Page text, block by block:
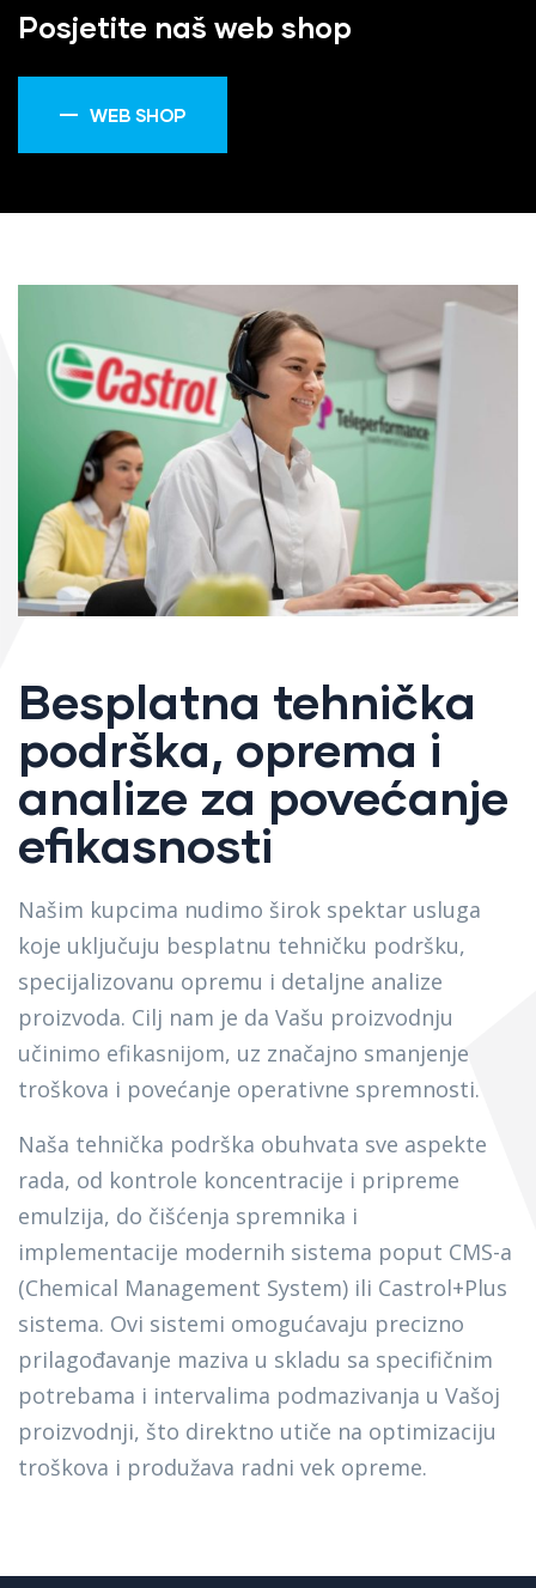
Posjetite naš web shop
WEB SHOP
Besplatna tehnička
podrška, oprema i
analize za povećanje
efikasnosti
Našim kupcima nudimo širok spektar usluga
koje uključuju besplatnu tehničku podršku,
specijalizovanu opremu i detaljne analize
proizvoda. Cilj nam je da Vašu proizvodnju
učinimo efikasnijom, uz značajno smanjenje
troškova i povećanje operativne spremnosti.
Naša tehnička podrška obuhvata sve aspekte
rada, od kontrole koncentracije i pripreme
emulzija, do čišćenja spremnika i
implementacije modernih sistema poput CMS-a
(Chemical Management System) ili Castrol+Plus
sistema. Ovi sistemi omogućavaju precizno
prilagođavanje maziva u skladu sa specifičnim
potrebama i intervalima podmazivanja u Vašoj
proizvodnji, što direktno utiče na optimizaciju
troškova i produžava radni vek opreme.